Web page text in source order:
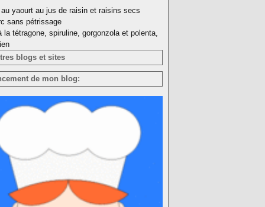
yaourt au jus de raisin et raisins secs
sans pétrissage
la tétragone, spiruline, gorgonzola et polenta,
blogs et sites
de mon blog: